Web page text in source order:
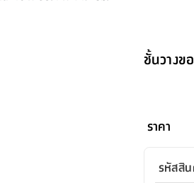
ชั้นวาง
ราคา
รหัสสิน